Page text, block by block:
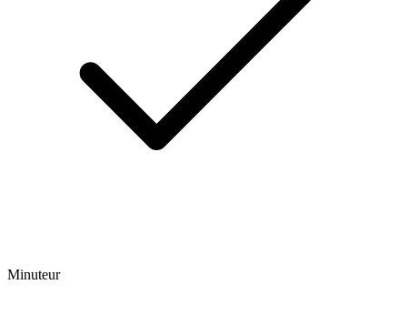
Minuteur